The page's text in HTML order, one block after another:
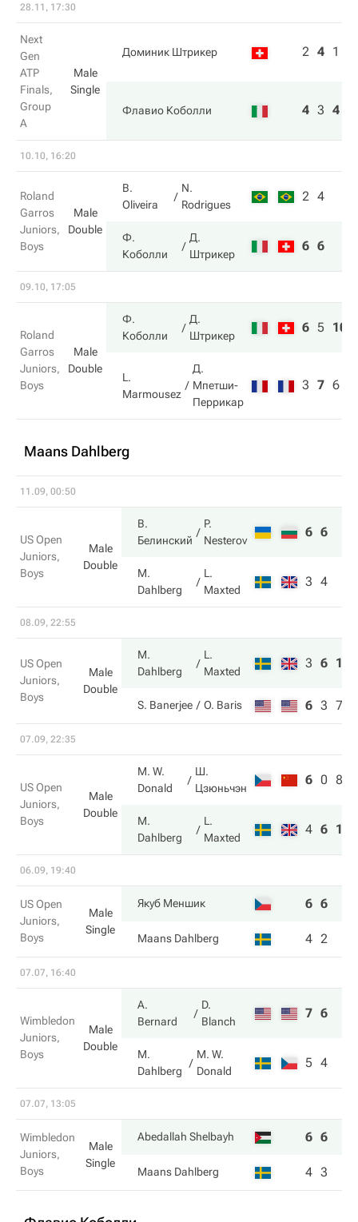
28.11, 17:30
Next
Gen
ATP
Finals,
Group
A
Male
Single
Доминик Штрикер 2 4 1
Флавио Коболли 4 3 4
10.10, 16:20
Roland
Garros
Juniors,
Boys
Male
Double
B.
Oliveira
N.
Rodrigues
2 4
Ф.
Коболли
Д.
Штрикер
6 6
09.10, 17:05
Roland
Garros
Juniors,
Boys
Male
Double
Ф.
Коболли
Д.
Штрикер
6 5 10
L.
Marmousez
Д.
Мпетши-
Перрикар
3 7 6
Maans Dahlberg
11.09, 00:50
US Open
Juniors,
Boys
Male
Double
В.
Белинский
P.
Nesterov
6 6
M.
Dahlberg
L.
Maxted
3 4
08.09, 22:55
US Open
Juniors,
Boys
Male
Double
M.
Dahlberg
L.
Maxted
3 6 10
S. Banerjee O. Baris 6 3 7
07.09, 22:35
US Open
Juniors,
Boys
Male
Double
M. W.
Donald
Ш.
Цзюньчэн
6 0 8
M.
Dahlberg
L.
Maxted
4 6 10
06.09, 19:40
US Open
Juniors,
Boys
Male
Single
Якуб Меншик 6 6
Maans Dahlberg 4 2
07.07, 16:40
Wimbledon
Juniors,
Boys
Male
Double
A.
Bernard
D.
Blanch
7 6
M.
Dahlberg
M. W.
Donald
5 4
07.07, 13:05
Wimbledon
Juniors,
Boys
Male
Single
Abedallah Shelbayh 6 6
Maans Dahlberg 4 3